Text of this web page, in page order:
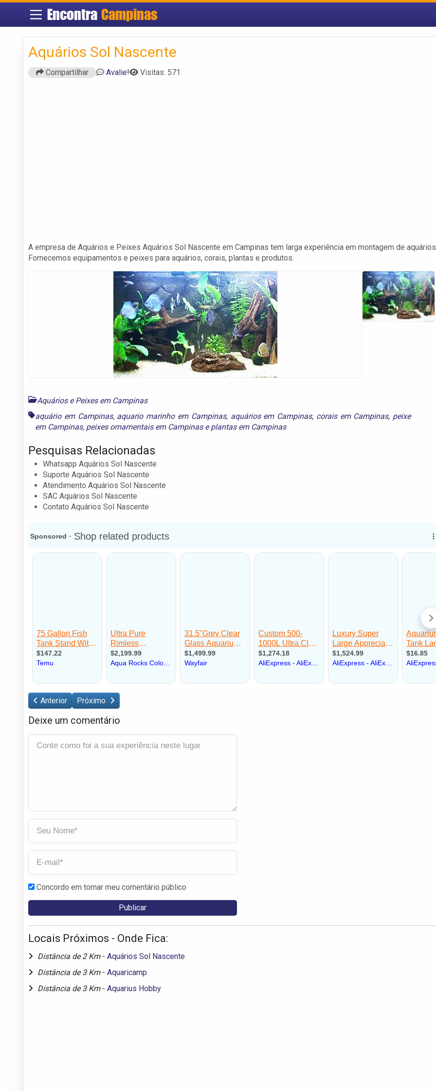
EncontraCampinas
Aquários Sol Nascente
Compartilhar Avalie! Visitas: 571
A empresa de Aquários e Peixes Aquários Sol Nascente em Campinas tem larga experiência em montagem de
Fornecemos equipamentos e peixes para aquários, corais, plantas e produtos.
Aquários e Peixes em Campinas
aquário em Campinas, aquario marinho em Campinas, aquários em Campinas, corais em Campinas, peixe
em Campinas, peixes ornamentais em Campinaseplantas em Campinas
Pesquisas Relacionadas
Whatsapp Aquários Sol Nascente
Suporte Aquários Sol Nascente
Atendimento Aquários Sol Nascente
SAC Aquários Sol Nascente
Contato Aquários Sol Nascente
Anterior Próximo
Deixe um comentário
Concordo em tornar meu comentário público
Locais Próximos - Onde Fica:
Distância de 2 Km - Aquários Sol Nascente
Distância de 3 Km - Aquaricamp
Distância de 3 Km - Aquarius Hobby